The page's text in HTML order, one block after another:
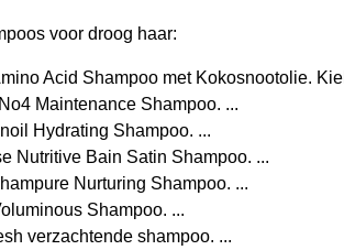
voor droog haar:
Acid Shampoo met Kokosnootolie.
Maintenance Shampoo. ...
Hydrating Shampoo. ...
Nutritive Bain Satin Shampoo. ...
Nurturing Shampoo. ...
Shampoo. ...
verzachtende shampoo. ...